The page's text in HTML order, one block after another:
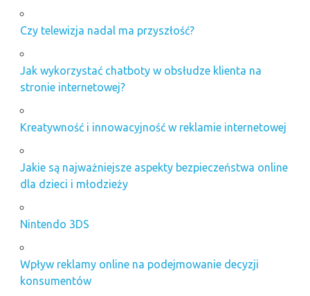
Czy telewizja nadal ma przyszłość?
Jak wykorzystać chatboty w obsłudze klienta na
stronie internetowej?
Kreatywność i innowacyjność w reklamie internetowej
Jakie są najważniejsze aspekty bezpieczeństwa online
dla dzieci i młodzieży
Nintendo 3DS
Wpływ reklamy online na podejmowanie decyzji
konsumentów